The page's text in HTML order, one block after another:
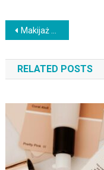
Nawigacja
wpisu
Makijaż dla zielonych oczu – jak podkreślić ich urok?
RELATED POSTS